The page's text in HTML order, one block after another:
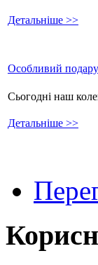
Детальніше >>
Особливий
Сьогодні наш
Детальніше >>